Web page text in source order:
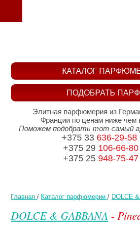
Главная / Каталог парфюмерии / DOLCE
DOLCE & GABBANA -
ПОДОБРАТЬ
КАТАЛОГ
Элитная парфюмерия из
Франции по ценам ниже чем
Поможем подобрать тот самый
+375 33 636-29-58
+375 29 106-66-80
+375 25 948-75-47